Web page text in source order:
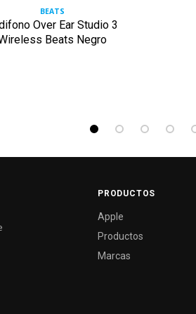
BEATS
Over Ear Studio 3
Beats Negro
PRODUCTOS
Apple
Productos
Marcas